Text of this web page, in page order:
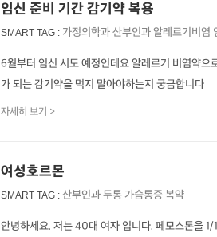
임신 준비 기간 감기약 복용
SMART TAG : 가정의학과산부인과알레르기비염
6월부터 임신 시도 예정인데요 알레르기 비염약으
가 되는 감기약을 먹지 말아야하는지 궁금합니다
자세히 보기 >
여성호르몬
SMART TAG : 산부인과두통 가슴통증복약
안녕하세요. 저는 40대 여자 입니다. 페모스톤을